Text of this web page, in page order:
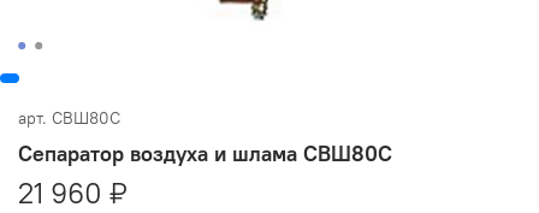
арт. СВШ80С
Сепаратор воздуха и шлама СВШ80С
21 960 ₽